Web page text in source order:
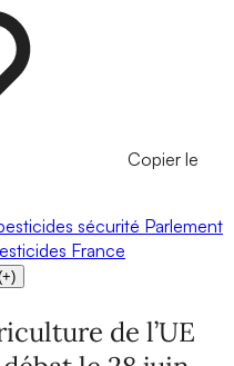
Copier le
sécurité Parlement
France
+)
de l’UE